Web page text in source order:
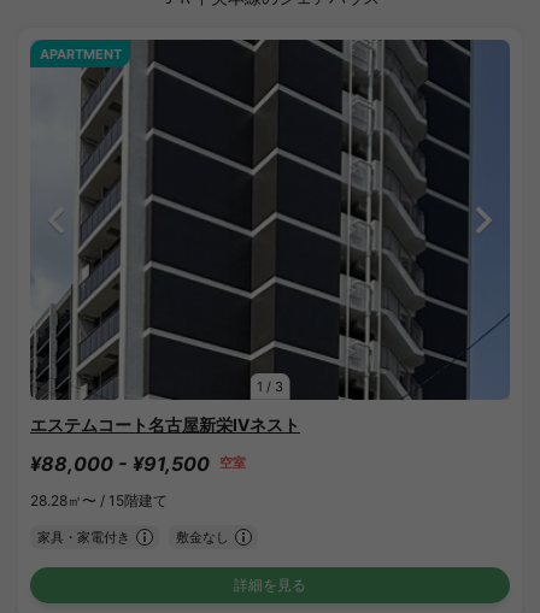
1 / 3
APARTMENT
エステムコート名古屋新栄Ⅳネスト
¥88,000 - ¥91,500 空室
28.28㎡〜 / 15階建て
家具・家電付き 敷金なし
詳細を見る